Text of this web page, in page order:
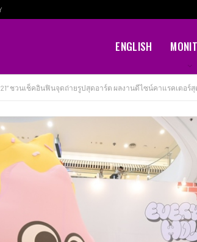
ENGLISH
ชวนเช็คอินฟินจุดถ่ายรูปสุดอาร์ต ผลงานดีไซน์คาแรคเตอร์